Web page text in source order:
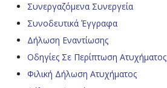
Συνεργαζόμενα Συνεργεία
Συνοδευτικά Έγγραφα
Δήλωση Εναντίωσης
Οδηγίες Σε Περίπτωση Ατυχήματος
Φιλική Δήλωση Ατυχήματος